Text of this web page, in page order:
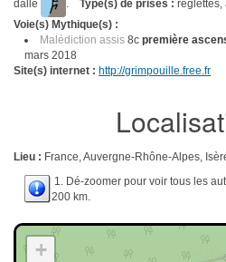
dalle
. Type(s) de prises : réglettes,
Voie(s) Mythique(s) :
Malédiction assis 8c première
mars 2018
Site(s) internet : http://grimpouille.free.fr
Lieu : France, Auvergne-Rhône-Alpes,
1. Dé-zoomer pour voir tous les
200 km.
+